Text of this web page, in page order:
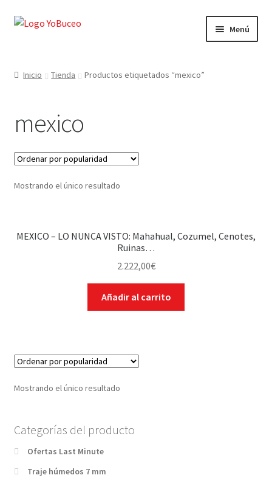
Ir
Ir
Menú
VIAJES Y ACTIVIDADES
OFERTAS LAST MINUTE
SEGUROS DE BUCEO
Inicio Tienda Productos etiquetados “mexico”
mexico
Mostrando el único resultado
MEXICO – LO NUNCA VISTO: Mahahual, Cozumel, Cenotes,
Ruinas…
2.222,00€
Añadir al carrito
Mostrando el único resultado
Categorías del producto
Ofertas Last Minute
Traje húmedos 7 mm